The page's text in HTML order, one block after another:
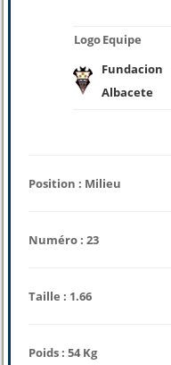
LogoEquipe
Fundacion
Albacete
Position : Milieu
Numéro : 23
Taille : 1.66
Poids : 54 Kg